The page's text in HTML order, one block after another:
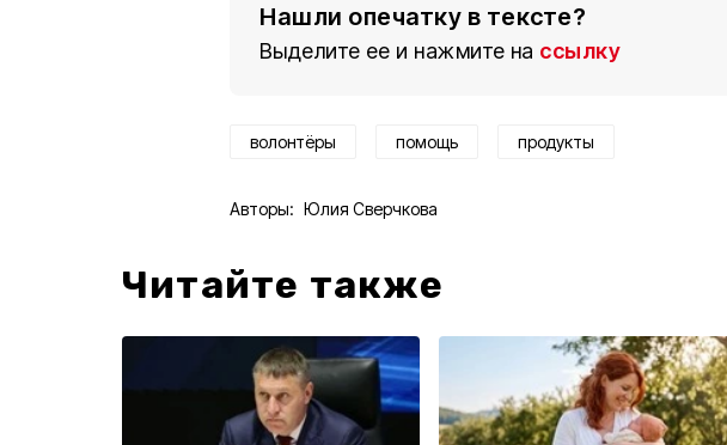
Нашли опечатку в тексте?
Выделите ее и нажмите на ссылку
волонтёры помощь продукты
Авторы: Юлия Сверчкова
Читайте также